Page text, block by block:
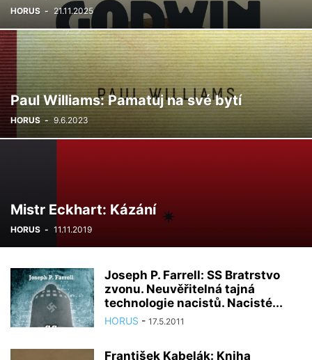
HORUS - 21.11.2025
Paul Williams: Pamatuj na své bytí
HORUS - 9.6.2023
Mistr Eckhart: Kázání
HORUS - 11.11.2019
Joseph P. Farrell: SS Bratrstvo
zvonu. Neuvěřitelná tajná
technologie nacistů. Nacisté...
HORUS - 17.5.2011
František Kabelák: Kniha